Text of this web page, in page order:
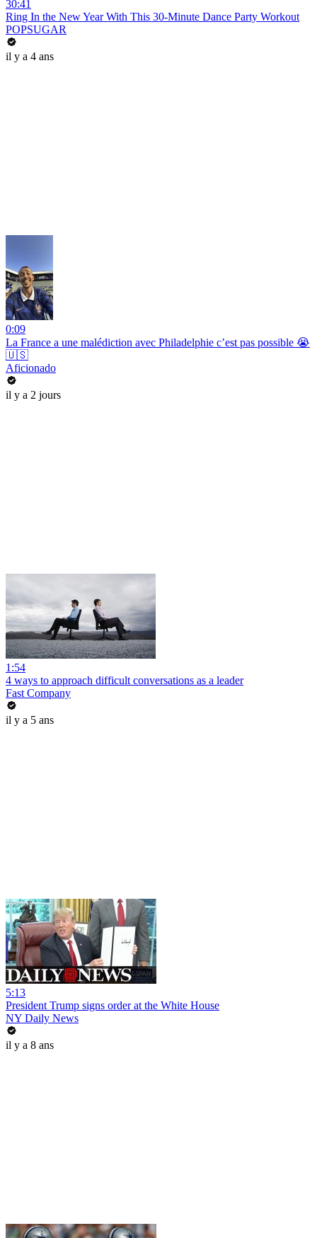
30:41
Ring In the New Year With This 30-Minute Dance Party Workout
POPSUGAR
il y a 4 ans
0:09
La France a une malédiction avec Philadelphie c’est pas possible 😭
🇺🇸
Aficionado
il y a 2 jours
1:54
4 ways to approach difficult conversations as a leader
Fast Company
il y a 5 ans
5:13
President Trump signs order at the White House
NY Daily News
il y a 8 ans